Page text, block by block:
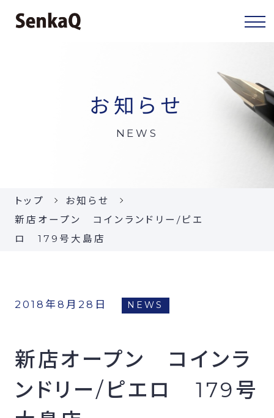
当社の事業
FCオーナー募集
お知らせ
NEWS
トップ
お知らせ
新店オープン コインランドリー/ピエ
ロ 179号大島店
2018年8月28日 NEWS
新店オープン コインラ
ンドリー/ピエロ 179号